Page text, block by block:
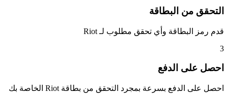
التحقق من البطاقة
قدم رمز البطاقة وأي تحقق مطلوب لـ Riot
3
احصل على الدفع
احصل على الدفع بسرعة بمجرد التحقق من بطاقة Riot الخاصة بك